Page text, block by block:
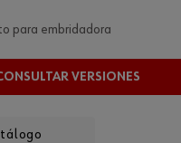
para embridadora
VERSIONES